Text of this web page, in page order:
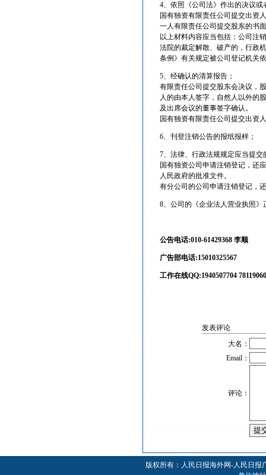
4、依照《公司法》作出的决议或
国有独资有限责任公司提交出资
一人有限责任公司提交股东的书
以上材料内容应当包括：公司注
法院的裁定解散、破产的，行政
条例》有关规定被公司登记机关
5、经确认的清算报告；
有限责任公司提交股东会决议，
人的由本人签字，自然人以外的
及出席会议的董事签字确认。
国有独资有限责任公司提交出资
6、刊登注销公告的报纸报样；
7、法律、行政法规规定应当提交
国有独资公司申请注销登记，还
人民政府的批准文件。
有分公司的公司申请注销登记，
8、公司的《企业法人营业执照》
公告电话:010-61429368 李顺
广告部电话:15010325567
工作在线QQ:1940507704
发表评论
大名：
Email：
评论：
版权所有：人民日报海外网-人民日